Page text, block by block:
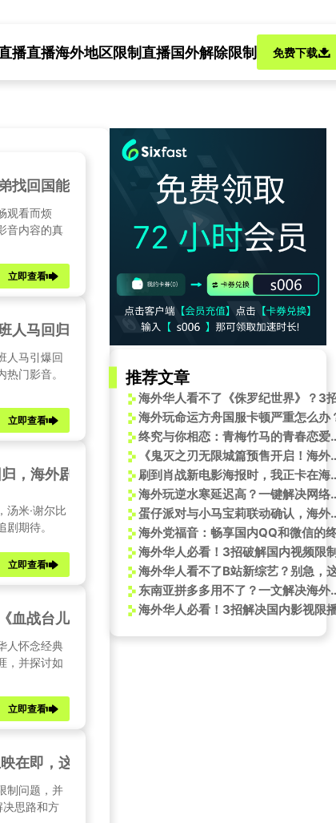
播直播海外地区限制直播国外解除限制 免费下载
回国能看的电影资源，这血腥镜头让我想起他上
观看而烦
音内容的真
立即查看
人马回归，跨年档引爆回忆杀
人马引爆回
门影音。
立即查看
，海外剧迷如何第一时间追看？
汤米·谢尔比
期待。
立即查看
血战台儿庄》到终身成就的银幕传奇
人怀念经典
，并探讨如
立即查看
即，这些方法帮你轻松破解地区限制
制问题，并
思路和方
推荐文章
海外玩命运方舟国服卡顿严重怎么办
终究与你相恋：青梅竹
《鬼灭之刃无限城篇预售开启
刷到肖战新电影海报时，我
海外玩逆水寒
蛋仔派对与小马宝莉联动
东南亚拼多多用